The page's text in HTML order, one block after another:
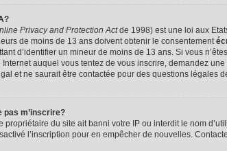
Privacy and Protection Actde 1998) est une loi aux
de moins de 13 ans doivent obtenir le consentement
d’identifier un mineur de moins de 13 ans. Si vous
auquel vous tentez de vous inscrire, demandez
et ne saurait être contactée pour des questions légales
pas m’inscrire?
propriétaire du site ait banni votre IP ou interdit le nom
l’inscription pour en empêcher de nouvelles.